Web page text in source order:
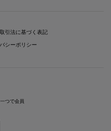
引法に基づく表記
シーポリシー
つで会員